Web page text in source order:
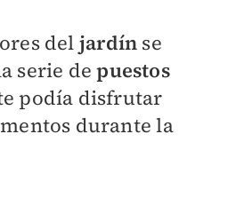
del jardín se
serie depuestos
podía disfrutar
durante la